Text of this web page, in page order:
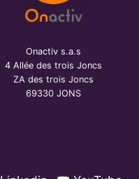
Onactiv s.a.s
4 Allée des trois Joncs
ZA des trois Joncs
69330 JONS